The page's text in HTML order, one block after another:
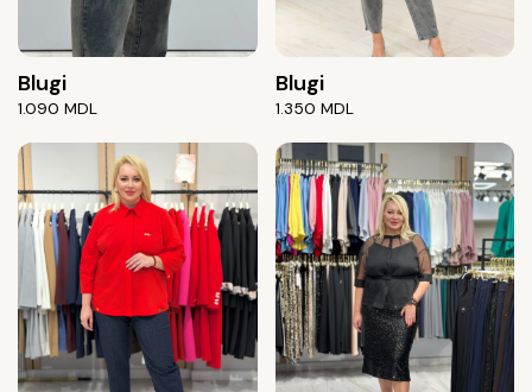
Blugi
1.090 MDL
Blugi
1.350 MDL